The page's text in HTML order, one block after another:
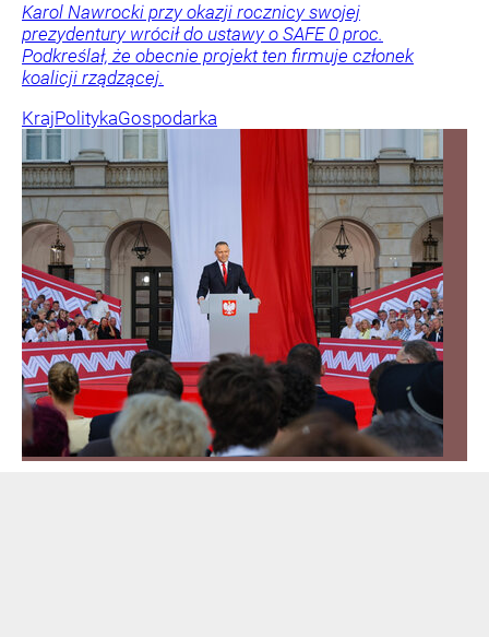
Karol Nawrocki przy okazji rocznicy swojej
prezydentury wrócił do ustawy o SAFE 0 proc.
Podkreślał, że obecnie projekt ten firmuje członek
koalicji rządzącej.
KrajPolitykaGospodarka